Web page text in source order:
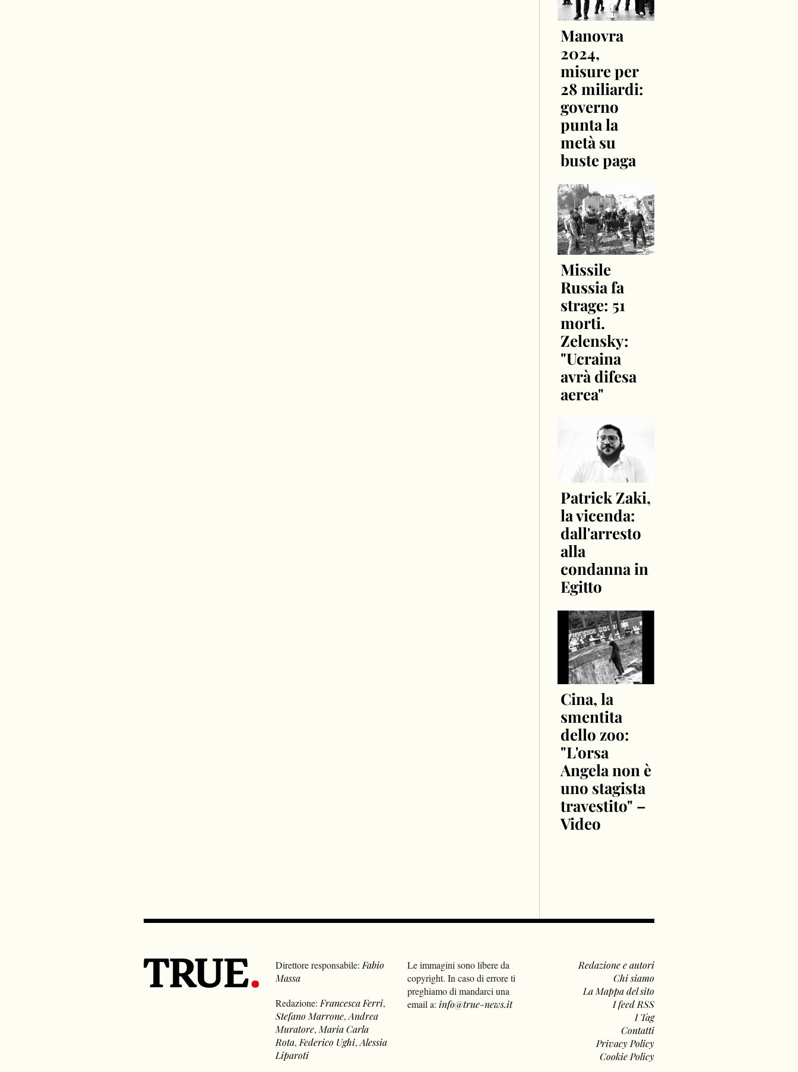
Manovra
2024,
misure per
28 miliardi:
governo
punta la
metà su
buste paga
Missile
Russia fa
strage: 51
morti.
Zelensky:
"Ucraina
avrà difesa
aerea"
Patrick Zaki,
la vicenda:
dall'arresto
alla
condanna in
Egitto
Cina, la
smentita
dello zoo:
"L'orsa
Angela non è
uno stagista
travestito" –
Video
Direttore responsabile: Fabio
Massa
Redazione: Francesca Ferri,
Stefano Marrone,Andrea
Muratore, Maria Carla
Rota, Federico Ughi,Alessia
Liparoti
Le immagini sono libere da
copyright. In caso di errore ti
preghiamo di mandarci una
email a: info@true-news.it
Redazione e autori
Chi siamo
La Mappa del sito
I feed RSS
I Tag
Contatti
Privacy Policy
Cookie Policy